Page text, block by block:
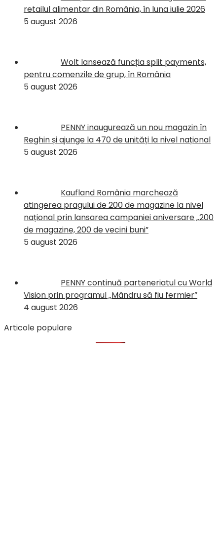
retailul alimentar din România, în luna iulie 2026
5 august 2026
Wolt lansează funcția split payments,
pentru comenzile de grup, în România
5 august 2026
PENNY inaugurează un nou magazin în
Reghin și ajunge la 470 de unități la nivel național
5 august 2026
Kaufland România marchează
atingerea pragului de 200 de magazine la nivel
național prin lansarea campaniei aniversare „200
de magazine, 200 de vecini buni”
5 august 2026
PENNY continuă parteneriatul cu World
Vision prin programul „Mândru să fiu fermier”
4 august 2026
Articole populare